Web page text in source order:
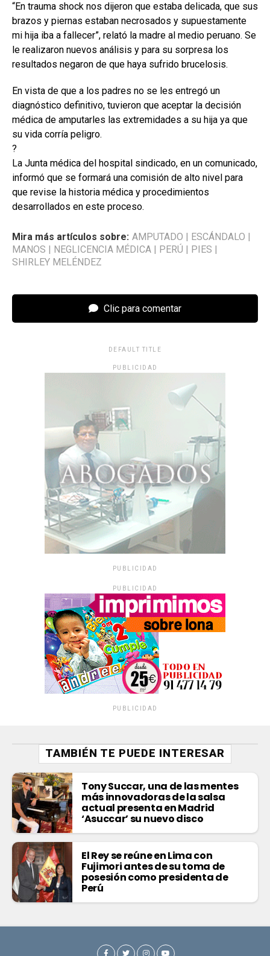
“En trauma shock nos dijeron que estaba delicada, que sus
brazos y piernas estaban necrosados y supuestamente
mi hija iba a fallecer”, relató la madre al medio peruano. Se
le realizaron nuevos análisis y para su sorpresa los
resultados negaron de que haya sufrido brucelosis.
En vista de que a los padres no se les entregó un
diagnóstico definitivo, tuvieron que aceptar la decisión
médica de amputarles las extremidades a su hija ya que
su vida corría peligro.
?
La Junta médica del hospital sindicado, en un comunicado,
informó que se formará una comisión de alto nivel para
que revise la historia médica y procedimientos
desarrollados en este proceso.
Mira más artículos sobre: AMPUTADO ESCÁNDALO
MANOS
NEGLICENCIA MÉDICA PERÚ PIES
SHIRLEY MELÉNDEZ
Clic para comentar
DEFAULT TITLE
PUBLICIDAD
PUBLICIDAD
PUBLICIDAD
PUBLICIDAD
TAMBIÉN TE PUEDE INTERESAR
Tony Succar, una de las mentes
más innovadoras de la salsa
actual presenta en Madrid
‘Asuccar’ su nuevo disco
El Rey se reúne en Lima con
Fujimori antes de su toma de
posesión como presidenta de
Perú